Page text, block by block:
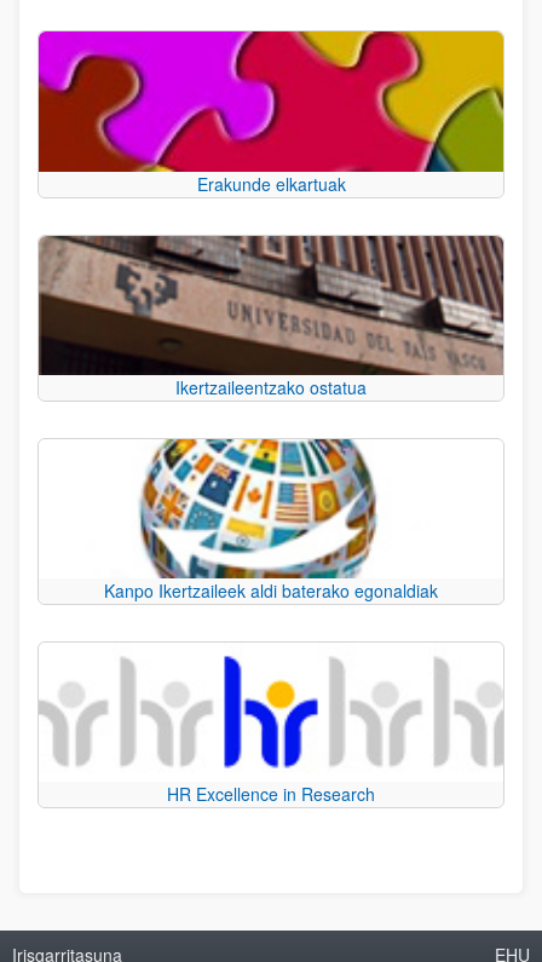
Erakunde elkartuak
Ikertzaileentzako ostatua
Kanpo Ikertzaileek aldi baterako egonaldiak
HR Excellence in Research
Irisgarritasuna EHU